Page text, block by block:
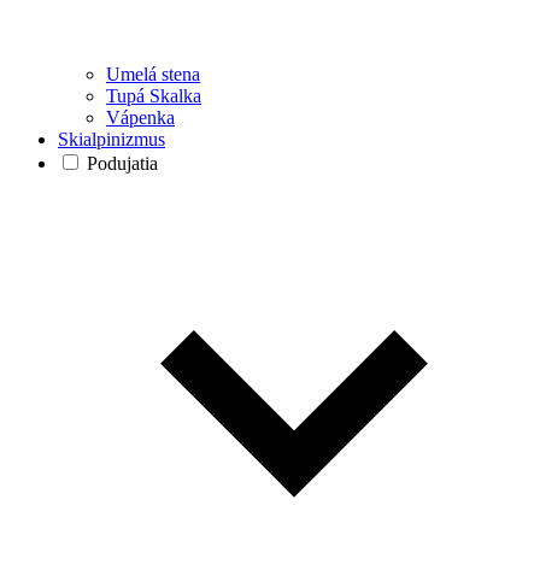
Umelá stena
Tupá Skalka
Vápenka
Skialpinizmus
Podujatia